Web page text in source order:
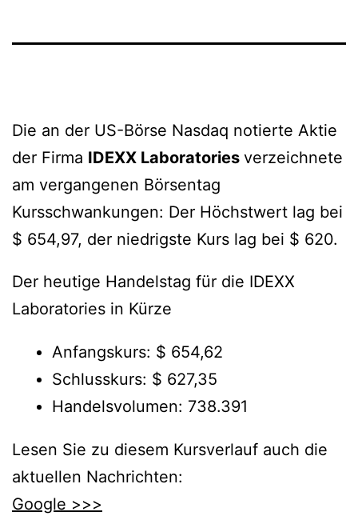
Die an der US-Börse Nasdaq notierte Aktie
der Firma IDEXX Laboratories verzeichnete
am vergangenen Börsentag
Kursschwankungen: Der Höchstwert lag bei
$ 654,97, der niedrigste Kurs lag bei $ 620.
Der heutige Handelstag für die IDEXX
Laboratories in Kürze
Anfangskurs: $ 654,62
Schlusskurs: $ 627,35
Handelsvolumen: 738.391
Lesen Sie zu diesem Kursverlauf auch die
aktuellen Nachrichten:
Google >>>